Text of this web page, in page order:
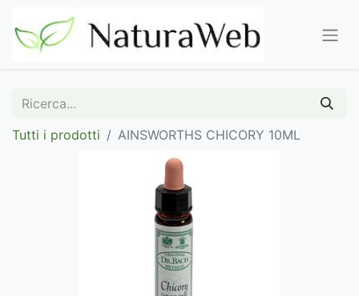
Tutti i prodotti AINSWORTHS CHICORY 10ML